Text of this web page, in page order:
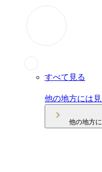
すべて見る
他の地方には
他の地方